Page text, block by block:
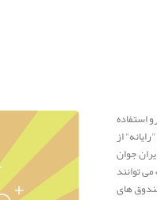
استفاده
از
جوان
می توانند
های